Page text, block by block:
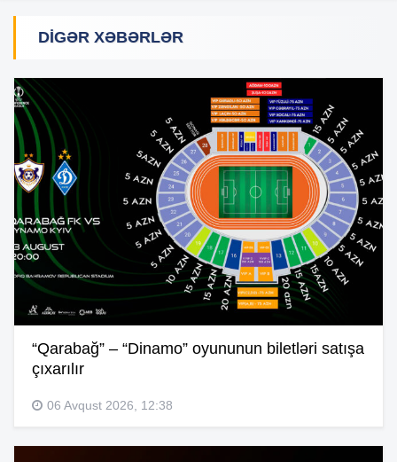
DIGƏR XƏBƏRLƏR
“Qarabağ” – “Dinamo” oyununun biletləri satışa
çıxarılır
06 Avqust 2026, 12:38